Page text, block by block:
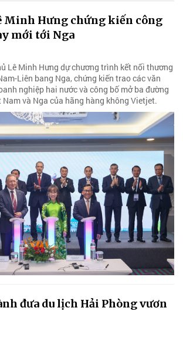
Minh Hưng chứng kiến công
mới tới Nga
Lê Minh Hưng dự chương trình kết nối thương
Liên bang Nga, chứng kiến trao các văn
nghiệp hai nước và công bố mở ba đường
và Nga của hãng hàng không Vietjet.
đưa du lịch Hải Phòng vươn